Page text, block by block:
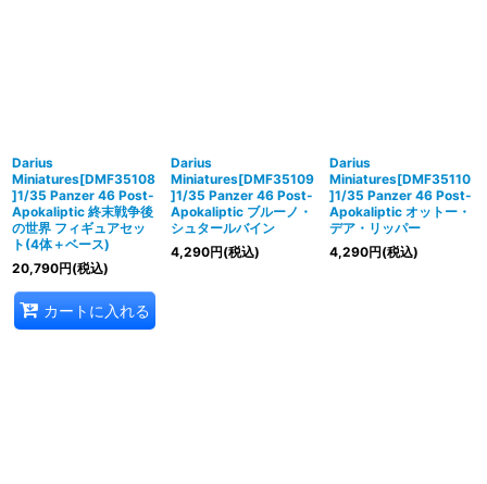
Darius
Miniatures[DMF35108
]1/35 Panzer 46 Post-
Apokaliptic 終末戦争後
の世界 フィギュアセッ
ト(4体＋ベース)
20,790円(税込)
カートに入れる
Darius
Miniatures[DMF35109
]1/35 Panzer 46 Post-
Apokaliptic ブルーノ・
シュタールバイン
4,290円(税込)
Darius
Miniatures[DMF35110
]1/35 Panzer 46 Post-
Apokaliptic オットー・
デア・リッパー
4,290円(税込)